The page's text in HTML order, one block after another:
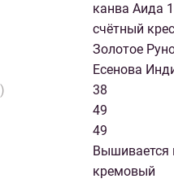
канва Аида
счётный
Золотое
Есенова
38
49
49
Вышивается
кремовый